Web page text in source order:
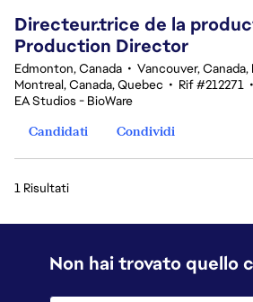
Directeur.trice de la
Production Director
Edmonton, Canada • Vancouver,
Montreal, Canada, Quebec • Rif #212271 •
EA Studios - BioWare
Candidati
Condividi
1 Risultati
Non hai trovato quello